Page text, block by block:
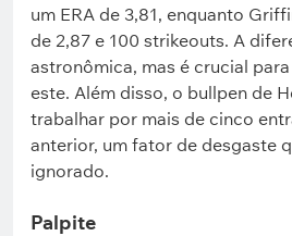
um ERA de 3,81, enquanto
de 2,87 e 100 strikeouts. A
astronômica, mas é crucial
este. Além disso, o bullpen de
trabalhar por mais de cinco
anterior, um fator de desgaste
ignorado.
Palpite